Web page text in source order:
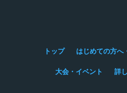
トップ はじめての方へ
大会・イベント 詳